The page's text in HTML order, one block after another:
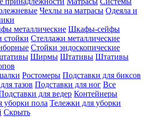
Чехлы на матрасы Одеяла и
металлические Шкафы-сейфы
стойки Стеллажи металлические
Стойки эндоскопические
Ширмы Штативы Штативы
Ростомеры Подставки для биксов
тазов Подставки для ног Все
для ведер Контейнеры
уборки пола Тележки для уборки
Скрыть